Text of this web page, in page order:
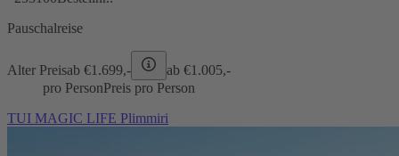
Pauschalreise
Alter Preisab €1.699,- ab €1.005,-
pro PersonPreis pro Person
TUI MAGIC LIFE Plimmiri